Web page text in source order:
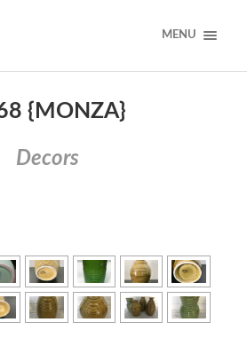
MENU
{MONZA}
Decors